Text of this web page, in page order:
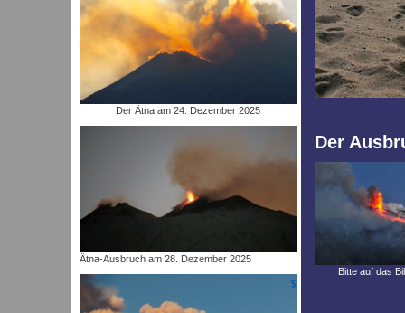
Der Ätna am 24. Dezember 2025
Ätna-Ausbruch am 28. Dezember 2025
Der
Bitte auf das